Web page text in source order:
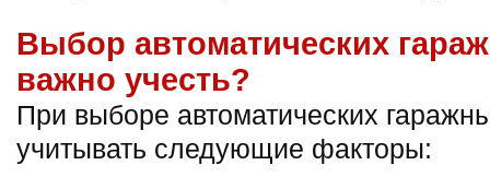
Выбор автоматических
важно учесть?
При выборе автоматических
учитывать следующие факторы: